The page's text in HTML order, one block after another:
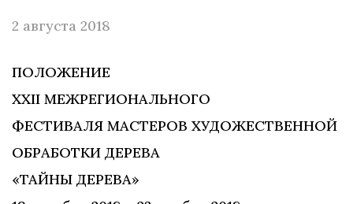
2 августа 2018
ПОЛОЖЕНИЕ
ХXII МЕЖРЕГИОНАЛЬНОГО
ФЕСТИВАЛЯ МАСТЕРОВ ХУДОЖЕСТВЕННОЙ
ОБРАБОТКИ ДЕРЕВА
«ТАЙНЫ ДЕРЕВА»